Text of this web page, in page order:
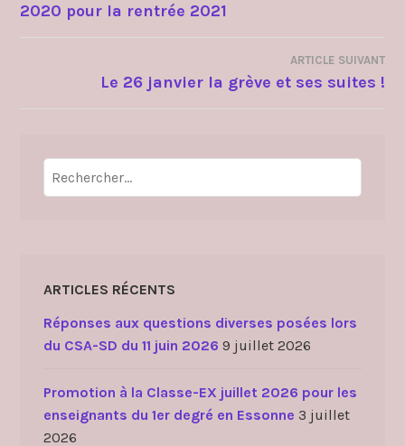
DE
2020 pour la rentrée 2021
ARTICLE SUIVANT
Le 26 janvier la grève et ses suites !
Rechercher :
ARTICLES RÉCENTS
Réponses aux questions diverses posées lors
du CSA-SD du 11 juin 2026 9 juillet 2026
Promotion à la Classe-EX juillet 2026 pour les
enseignants du 1er degré en Essonne 3 juillet
2026